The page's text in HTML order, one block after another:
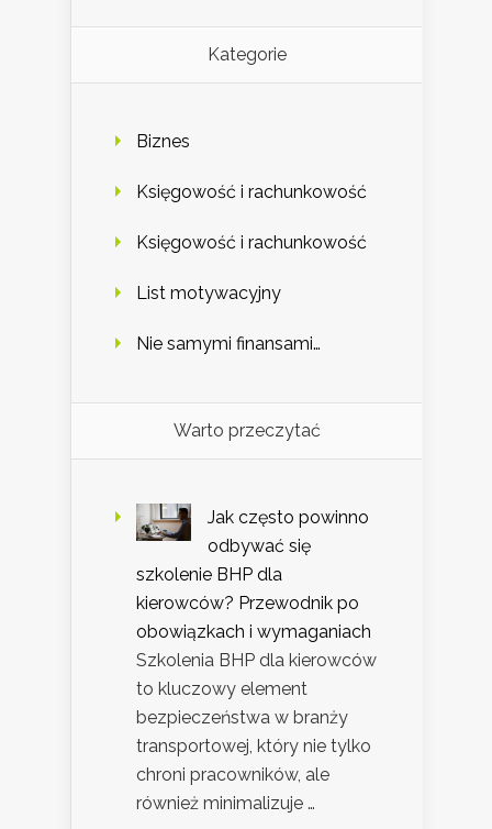
Kategorie
Biznes
Księgowość i rachunkowość
Księgowość i rachunkowość
List motywacyjny
Nie samymi finansami…
Warto przeczytać
Jak często powinno
odbywać się
szkolenie BHP dla
kierowców? Przewodnik po
obowiązkach i wymaganiach
Szkolenia BHP dla kierowców
to kluczowy element
bezpieczeństwa w branży
transportowej, który nie tylko
chroni pracowników, ale
również minimalizuje …